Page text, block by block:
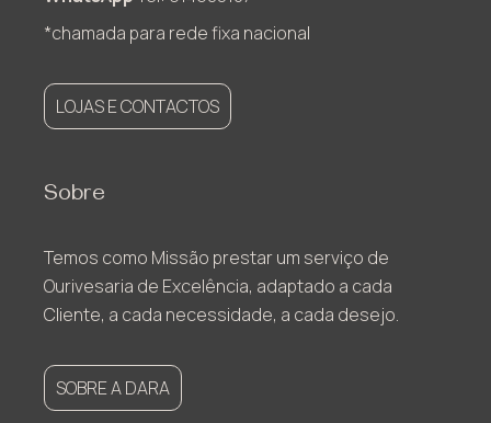
*chamada para rede fixa nacional
LOJAS E CONTACTOS
Sobre
Temos como Missão prestar um serviço de
Ourivesaria de Excelência, adaptado a cada
Cliente, a cada necessidade, a cada desejo.
SOBRE A DARA